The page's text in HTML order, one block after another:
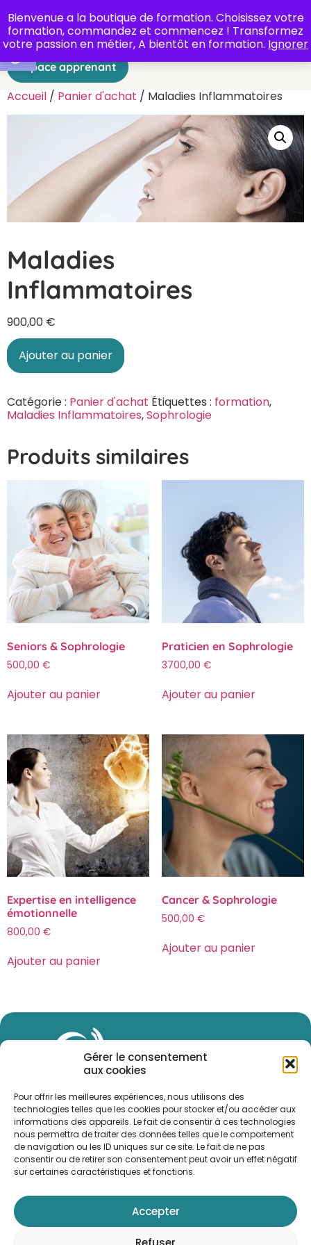
Ouvrir la barre d’outils
Gérer le consentement
aux cookies
Pour offrir les meilleures expériences, nous utilisons des
technologies telles que les cookies pour stocker et/ou accéder aux
informations des appareils. Le fait de consentir à ces technologies
nous permettra de traiter des données telles que le comportement
de navigation ou les ID uniques sur ce site. Le fait de ne pas
consentir ou de retirer son consentement peut avoir un effet négatif
sur certaines caractéristiques et fonctions.
Accepter
Bienvenue a la boutique de formation. Choisissez votre
formation, commandez et commencez ! Transformez
votre passion en métier, A bientôt en formation. Ignorer
Espace apprenant
Accueil / Panier d'achat / Maladies Inflammatoires
Maladies
Inflammatoires
900,00 €
Ajouter au panier
Catégorie : Panier d'achat Étiquettes : formation,
Maladies Inflammatoires,Sophrologie
Produits similaires
Seniors & Sophrologie
500,00 €
Ajouter au panier
Praticien en Sophrologie
3700,00 €
Ajouter au panier
Expertise en intelligence
émotionnelle
800,00 €
Ajouter au panier
Cancer & Sophrologie
500,00 €
Ajouter au panier
Inscrivez-vous
Télécharger la brochure
Bulletin d’inscription